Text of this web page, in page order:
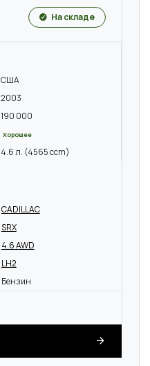
На складе
США
2003
190 000
Хорошее
4.6 л. (4565 ccm)
CADILLAC
SRX
4.6 AWD
LH2
Бензин